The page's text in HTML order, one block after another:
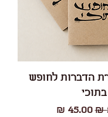
הדברות לחופש
בתוכי
מחיר מבצע‏45.00 ‏₪